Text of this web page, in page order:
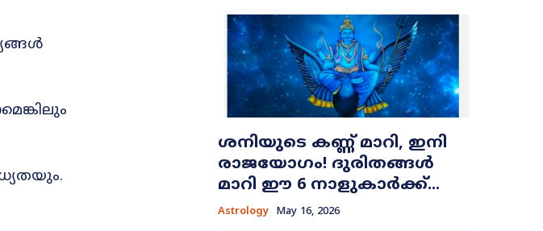
ശനിയുടെ കണ്ണ് മാറി, ഇനി
രാജയോഗം! ദുരിതങ്ങൾ
മാറി ഈ 6 നാളുകാർക്ക്...
Astrology May 16, 2026